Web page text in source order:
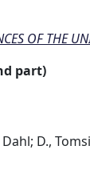
OF THE
part)
D.,